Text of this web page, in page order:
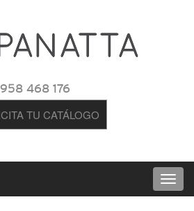
958 468 176
TU CATÁLOGO